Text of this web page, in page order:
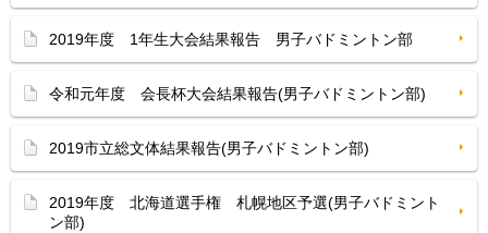
2019年度 1年生大会結果報告 男子バドミントン部
令和元年度 会長杯大会結果報告(男子バドミントン部)
2019市立総文体結果報告(男子バドミントン部)
2019年度 北海道選手権 札幌地区予選(男子バドミント
ン部)